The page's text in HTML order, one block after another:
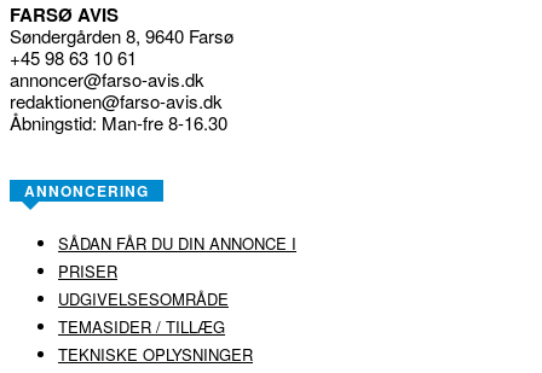
FARSØ AVIS
Søndergården 8, 9640 Farsø
+45 98 63 10 61
annoncer@farso-avis.dk
redaktionen@farso-avis.dk
Åbningstid: Man-fre 8-16.30
ANNONCERING
SÅDAN FÅR DU DIN ANNONCE I
PRISER
UDGIVELSESOMRÅDE
TEMASIDER / TILLÆG
TEKNISKE OPLYSNINGER